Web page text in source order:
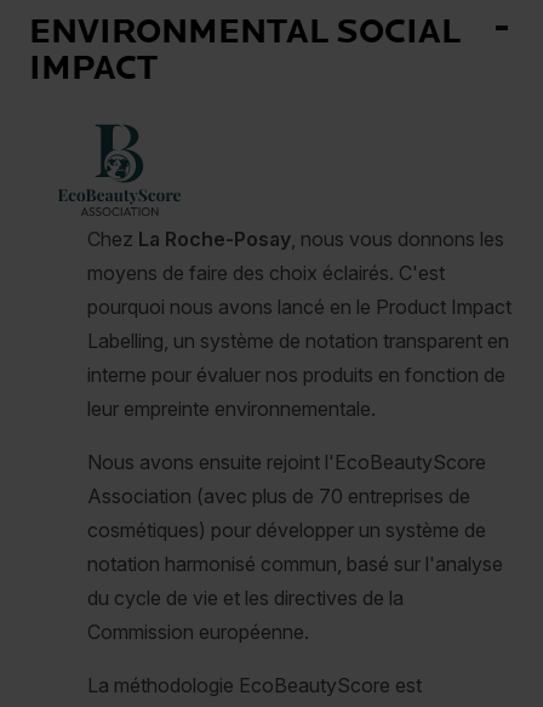
ENVIRONMENTAL SOCIAL
IMPACT